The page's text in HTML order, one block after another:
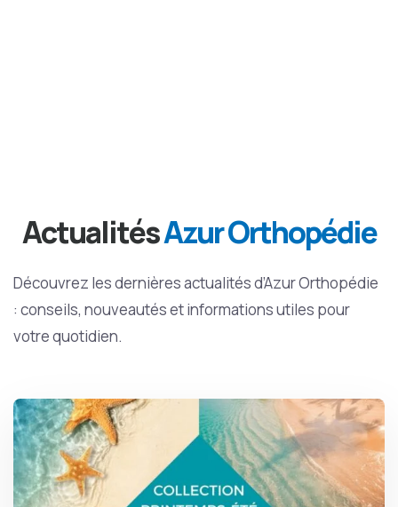
ActualitésAzur Orthopédie
Découvrez les dernières actualités d’Azur Orthopédie
: conseils, nouveautés et informations utiles pour
votre quotidien.